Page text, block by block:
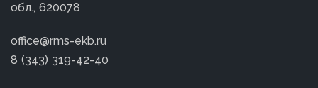
обл., 620078
office@rms-ekb.ru
8 (343) 319-42-40